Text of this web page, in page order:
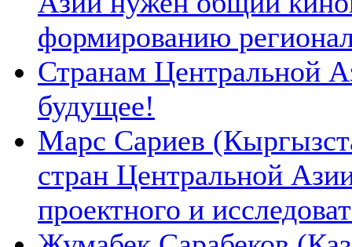
формированию
Странам Центральной
будущее!
Марс Сариев
стран Центральной
проектного и